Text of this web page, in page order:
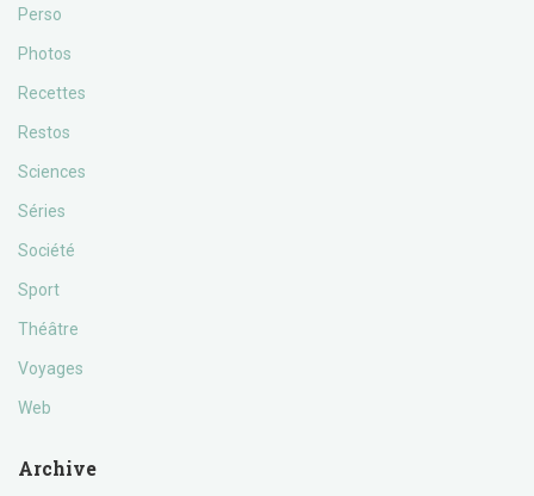
Perso
Photos
Recettes
Restos
Sciences
Séries
Société
Sport
Théâtre
Voyages
Web
Archive